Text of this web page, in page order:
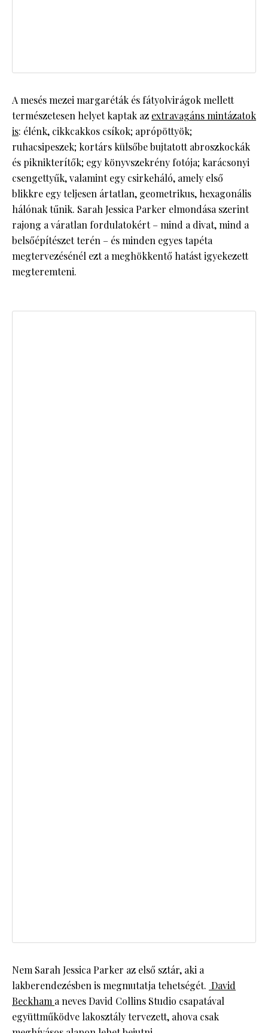
A mesés mezei margaréták és fátyolvirágok mellett
természetesen helyet kaptak az extravagáns mintázatok
is: élénk, cikkcakkos csíkok; aprópöttyök;
ruhacsipeszek; kortárs külsőbe bujtatott abroszkockák
és piknikterítők; egy könyvszekrény fotója; karácsonyi
csengettyűk, valamint egy csirkeháló, amely első
blikkre egy teljesen ártatlan, geometrikus, hexagonális
hálónak tűnik. Sarah Jessica Parker elmondása szerint
rajong a váratlan fordulatokért – mind a divat, mind a
belsőépítészet terén – és minden egyes tapéta
megtervezésénél ezt a meghökkentő hatást igyekezett
megteremteni.
Nem Sarah Jessica Parker az első sztár, aki a
lakberendezésben is megmutatja tehetségét. David
Beckham a neves David Collins Studio csapatával
együttműködve lakosztály tervezett, ahova csak